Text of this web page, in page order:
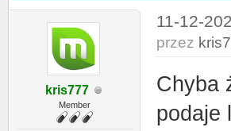
kris777
Member
11-12-
przez
Chyba
podaje